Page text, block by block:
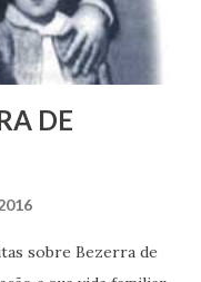
DE
Bezerra de